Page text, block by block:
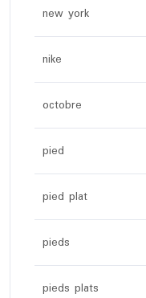
new york
nike
octobre
pied
pied plat
pieds
pieds plats